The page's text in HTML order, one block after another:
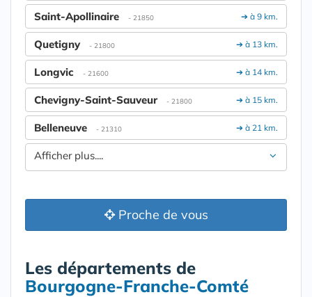
➔ à 9 km.
Saint-Apollinaire - 21850
➔ à 13 km.
Quetigny - 21800
➔ à 14 km.
Longvic - 21600
➔ à 15 km.
Chevigny-Saint-Sauveur - 21800
➔ à 21 km.
Belleneuve - 21310
Afficher plus....
Proche de vous
Les départements de
Bourgogne-Franche-Comté